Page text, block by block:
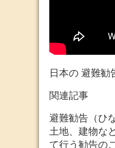
日本の 避難勧
関連記事
避難勧告（ひ
土地、建物な
て行う勧告の